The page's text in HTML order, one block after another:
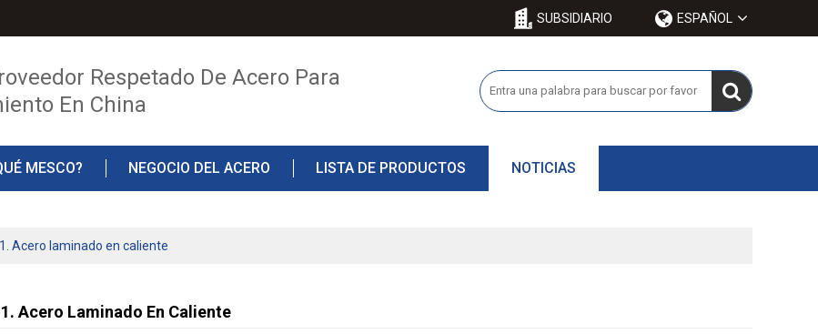
SUBSIDIARIO ESPAÑOL
Respetado De Acero Para
En China
MESCO? NEGOCIO DEL ACERO LISTA DE PRODUCTOS NOTICIAS
Acero laminado en caliente
Acero Laminado En Caliente